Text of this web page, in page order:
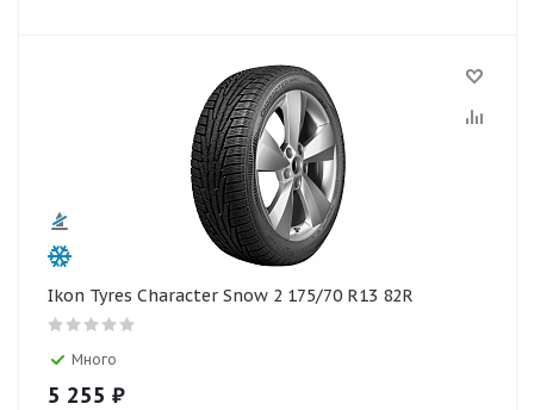
Ikon Tyres Character Snow 2 175/70 R13 82R
Много
5 255 ₽